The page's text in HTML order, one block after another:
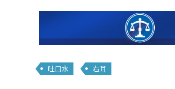
吐口水 右耳